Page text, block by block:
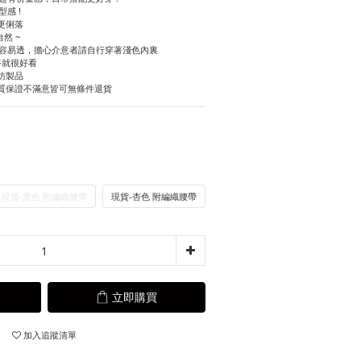
感 !
俐落
然 ~
易透，擔心介意者請自行穿著淺色內裏
很好看
製品
保證不滿意皆可無條件退貨
現貨-黑色 附編織腰帶 現貨-杏色 附編織腰帶
立即購買
加入追蹤清單